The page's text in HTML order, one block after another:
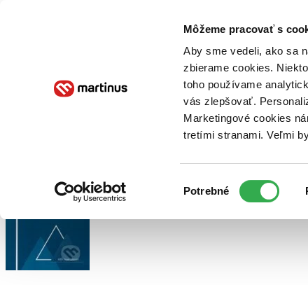
Môžeme pracovať s
Aby sme vedeli, ako sa
zbierame cookies.
toho používame
vás zlepšovať.
Marketingové cookies
tretími stranami. Veľmi
súhlasu
Potrebné
Poukážky Kontakt